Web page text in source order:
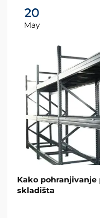
20
May
Kako
skladišta